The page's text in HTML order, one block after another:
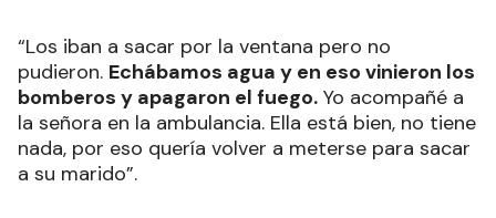
“Los iban a sacar por la ventana pero no
pudieron. Echábamos agua y en eso vinieron los
bomberos y apagaron el fuego. Yo acompañé a
la señora en la ambulancia. Ella está bien, no tiene
nada, por eso quería volver a meterse para sacar
a su marido”.